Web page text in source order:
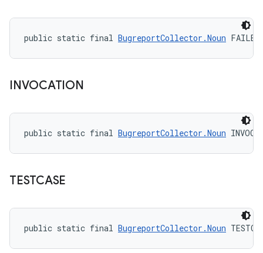
public static final BugreportCollector.Noun
INVOCATION
public static final BugreportCollector.Noun
TESTCASE
public static final BugreportCollector.Noun